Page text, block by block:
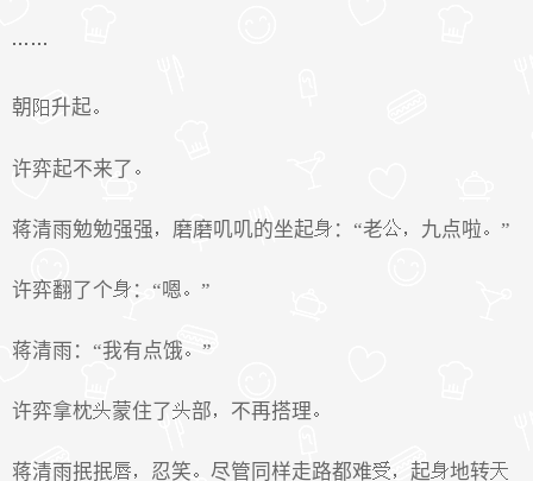
朝 升起
许弈起不来了
蒋清雨勉勉强强 磨磨叽叽的坐起 ：“老 九点啦 ”
许弈翻了个 ：“嗯 ”
蒋清雨：“我有点饿 ”
许弈拿枕 蒙住了 部 不再搭理
蒋清雨抿抿 忍笑 尽管同样走路都难 起
地转